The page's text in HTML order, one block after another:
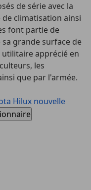
de série avec la
de climatisation ainsi
font partie de
grande surface de
apprécié en
les
que par l'armée.
Hilux nouvelle